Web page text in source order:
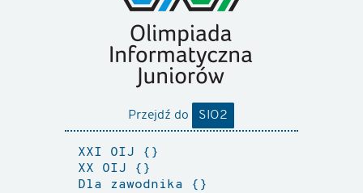
Przejdź do SIO2
XXI OIJ
XX OIJ
Dla zawodnika